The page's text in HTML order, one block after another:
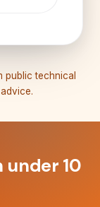
public technical
under 10